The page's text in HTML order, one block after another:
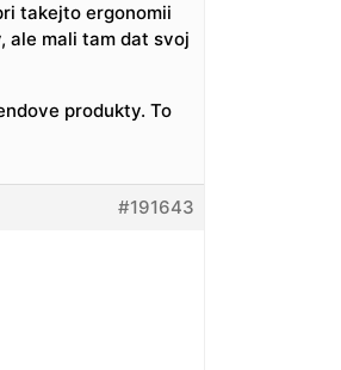
takejto ergonomii
ale mali tam dat svoj
produkty. To
#191643